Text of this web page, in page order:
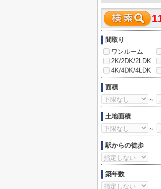
間取り
ワンルーム
2K/2DK/2LDK
4K/4DK/4LDK
面積
～
土地面積
～
駅からの徒歩
築年数